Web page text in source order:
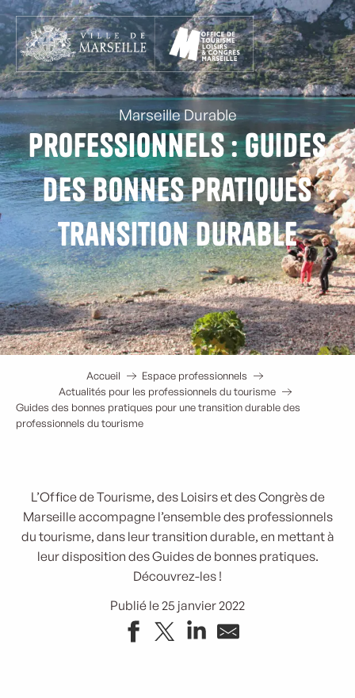
Aller
au
contenu
principal
Marseille Durable
Professionnels : Guides
des bonnes pratiques
transition durable
Accueil
Espace professionnels
Actualités pour les professionnels du tourisme
Guides des bonnes pratiques pour une transition durable des
professionnels du tourisme
L’Office de Tourisme, des Loisirs et des Congrès de
Marseille accompagne l’ensemble des professionnels
du tourisme, dans leur transition durable, en mettant à
leur disposition des Guides de bonnes pratiques.
Découvrez-les !
Publié le 25 janvier 2022